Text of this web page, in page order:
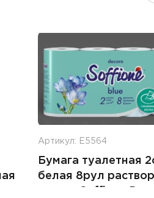
Артикул: Е5564
Бумага туалетная
белая 8рул